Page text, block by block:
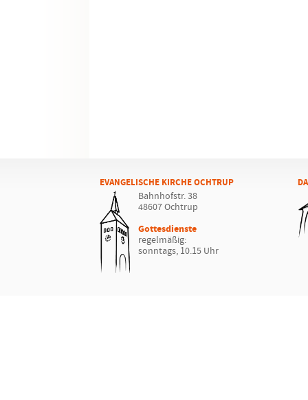
EVANGELISCHE KIRCHE OCHTRUP
Bahnhofstr. 38
48607 Ochtrup
Gottesdienste
regelmäßig:
sonntags, 10.15 Uhr